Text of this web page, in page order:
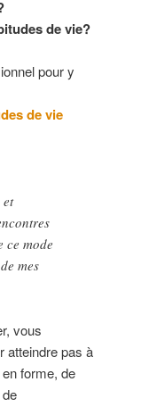
de vie?
pour y
de vie
et
ce mode
mes
vous
atteindre pas à
forme, de